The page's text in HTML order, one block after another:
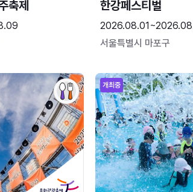
축제 한강페스티벌
서울특별시 마포구
개최중